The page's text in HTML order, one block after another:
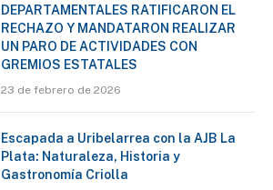
DEPARTAMENTALES RATIFICARON EL
RECHAZO Y MANDATARON REALIZAR
UN PARO DE ACTIVIDADES CON
GREMIOS ESTATALES
23 de febrero de 2026
Escapada a Uribelarrea con la AJB La
Plata: Naturaleza, Historia y
Gastronomía Criolla